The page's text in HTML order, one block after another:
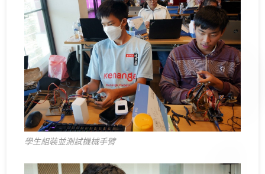
學生組裝並測試機械手臂